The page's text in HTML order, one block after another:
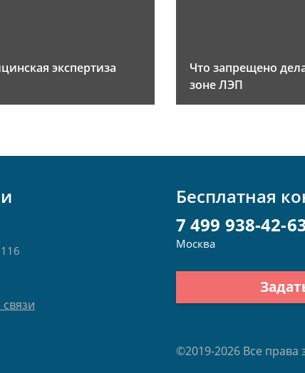
экспертиза
Что запрещено
зоне ЛЭП
Бесплатная
7 499 938-42-
Москва
©2019-2026 Все